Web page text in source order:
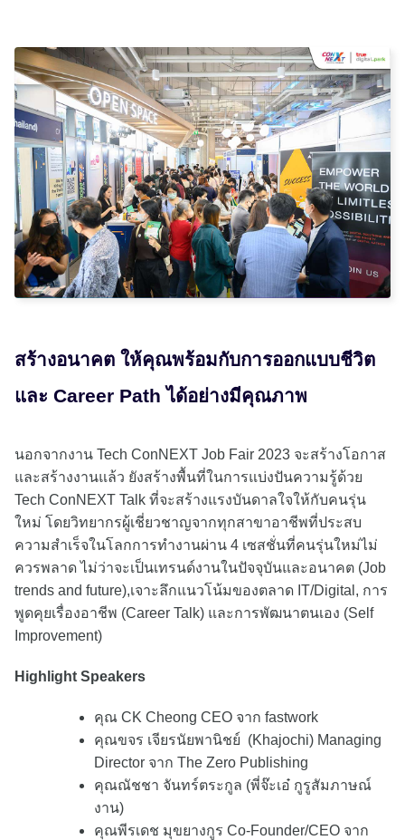
สร้างอนาคต ให้คุณพร้อมกับการออกแบบชีวิต
และ Career Path ได้อย่างมีคุณภาพ
นอกจากงาน Tech ConNEXT Job Fair 2023 จะสร้างโอกาส
และสร้างงานแล้ว ยังสร้างพื้นที่ในการแบ่งปันความรู้ด้วย
Tech ConNEXT Talk ที่จะสร้างแรงบันดาลใจให้กับคนรุ่น
ใหม่ โดยวิทยากรผู้เชี่ยวชาญจากทุกสาขาอาชีพที่ประสบ
ความสำเร็จในโลกการทำงานผ่าน 4 เซสชั่นที่คนรุ่นใหม่ไม่
ควรพลาด ไม่ว่าจะเป็นเทรนด์งานในปัจจุบันและอนาคต (Job
trends and future),เจาะลึกแนวโน้มของตลาด IT/Digital, การ
พูดคุยเรื่องอาชีพ (Career Talk) และการพัฒนาตนเอง (Self
Improvement)
Highlight Speakers
คุณ CK Cheong CEO จาก fastwork
คุณขจร เจียรนัยพานิชย์ (Khajochi) Managing
Director จาก The Zero Publishing
คุณณัชชา จันทร์ตระกูล (พี่จ๊ะเอ๋ กูรูสัมภาษณ์
งาน)
คุณพีรเดช มุขยางกูร Co-Founder/CEO จาก